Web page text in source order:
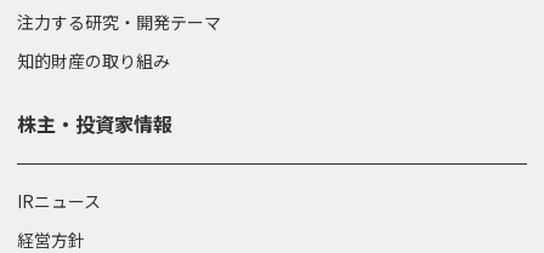
注力する研究・開発テーマ
知的財産の取り組み
株主・投資家情報
IRニュース
経営方針